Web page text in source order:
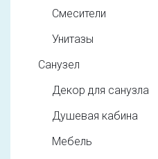
Смесители
Унитазы
Санузел
Декор для санузла
Душевая кабина
Мебель